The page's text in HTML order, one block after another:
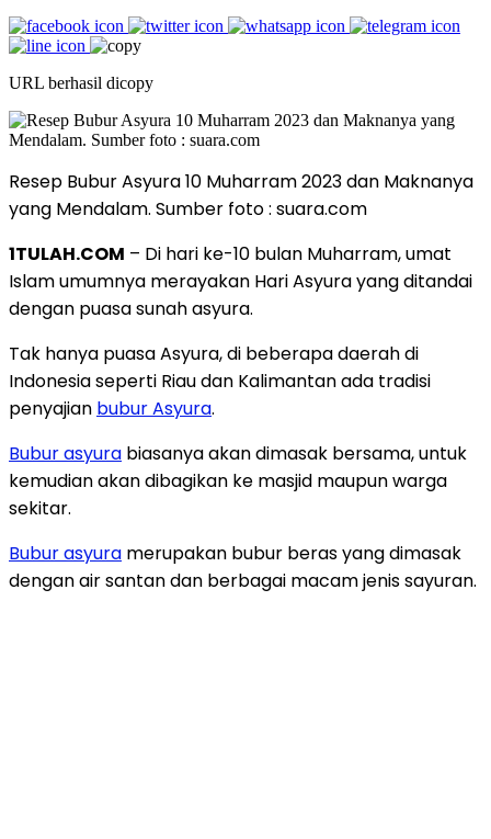
URL berhasil dicopy
Resep Bubur Asyura 10 Muharram 2023 dan Maknanya
yang Mendalam. Sumber foto : suara.com
1TULAH.COM – Di hari ke-10 bulan Muharram, umat
Islam umumnya merayakan Hari Asyura yang ditandai
dengan puasa sunah asyura.
Tak hanya puasa Asyura, di beberapa daerah di
Indonesia seperti Riau dan Kalimantan ada tradisi
penyajian bubur Asyura.
Bubur asyura biasanya akan dimasak bersama, untuk
kemudian akan dibagikan ke masjid maupun warga
sekitar.
Bubur asyura merupakan bubur beras yang dimasak
dengan air santan dan berbagai macam jenis sayuran.